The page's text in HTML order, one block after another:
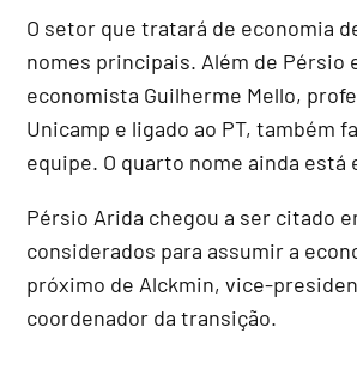
O setor que tratará de economia
nomes principais. Além de Pérsio
economista Guilherme Mello,
Unicamp e ligado ao PT, também
equipe. O quarto nome ainda está
Pérsio Arida chegou a ser citado
considerados para assumir a
próximo de Alckmin, vice-
coordenador da transição.